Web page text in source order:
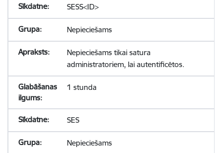
SESS<ID>
Nepieciešams
Nepieciešams tikai satura
administratoriem, lai autentificētos.
1 stunda
SES
Nepieciešams